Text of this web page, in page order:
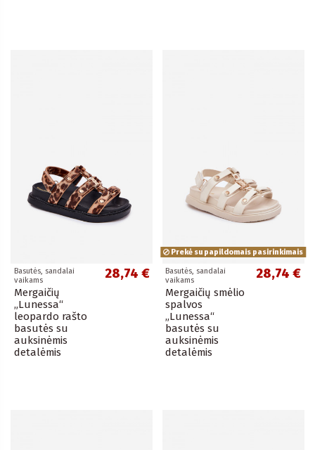
Basutės, sandalai
vaikams
Mergaičių
„Lunessa“
leopardo rašto
basutės su
auksinėmis
detalėmis
28,74 €
Prekė su papildomais pasirinkimais
Basutės, sandalai
vaikams
Mergaičių smėlio
spalvos
„Lunessa“
basutės su
auksinėmis
detalėmis
28,74 €